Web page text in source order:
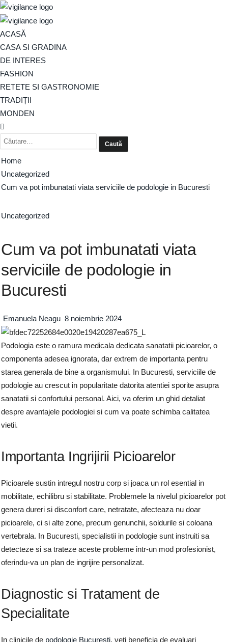
ACASĂ
CASA SI GRADINA
DE INTERES
FASHION
RETETE SI GASTRONOMIE
TRADIȚII
MONDEN
Home
Uncategorized
Cum va pot imbunatati viata serviciile de podologie in Bucuresti
Uncategorized
Cum va pot imbunatati viata
serviciile de podologie in
Bucuresti
Emanuela Neagu 8 noiembrie 2024
Podologia este o ramura medicala dedicata sanatatii picioarelor, o
componenta adesea ignorata, dar extrem de importanta pentru
starea generala de bine a organismului. In Bucuresti, serviciile de
podologie au crescut in popularitate datorita atentiei sporite asupra
sanatatii si confortului personal. Aici, va oferim un ghid detaliat
despre avantajele podologiei si cum va poate schimba calitatea
vietii.
Importanta Ingrijirii Picioarelor
Picioarele sustin intregul nostru corp si joaca un rol esential in
mobilitate, echilibru si stabilitate. Problemele la nivelul picioarelor pot
genera dureri si disconfort care, netratate, afecteaza nu doar
picioarele, ci si alte zone, precum genunchii, soldurile si coloana
vertebrala. In Bucuresti, specialistii in podologie sunt instruiti sa
detecteze si sa trateze aceste probleme intr-un mod profesionist,
oferindu-va un plan de ingrijire personalizat.
Diagnostic si Tratament de
Specialitate
In clinicile de podologie Bucuresti, veti beneficia de evaluari